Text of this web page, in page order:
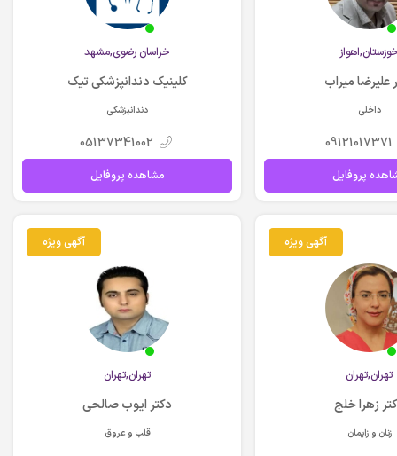
علیرضا میراب
داخلی
09121017371
پروفایل
خراسان رضوي,مشهد
کلینیک دندانپزشکی تیک
دندانپزشکی
05137341002
مشاهده پروفایل
آگهی ویژه
تهران,تهران
زهرا خلج
زنان و زایمان
آگهی ویژه
تهران,تهران
دکتر ایوب صالحی
قلب و عروق